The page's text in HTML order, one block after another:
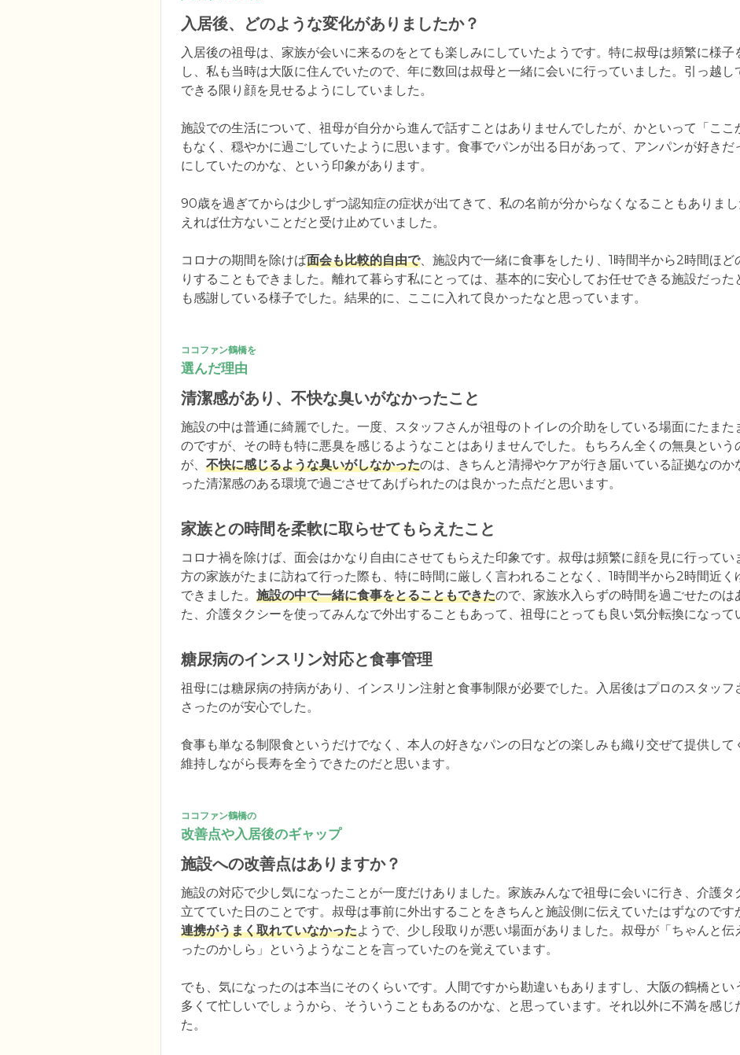
入居後、どのような変化がありましたか？
入居後の祖母は、家族が会いに来るのをとても楽しみにしていたようです。特に叔母は頻繁に様子
し、私も当時は大阪に住んでいたので、年に数回は叔母と一緒に会いに行っていました。引っ越し
できる限り顔を見せるようにしていました。
施設での生活について、祖母が自分から進んで話すことはありませんでしたが、かといって「ここ
もなく、穏やかに過ごしていたように思います。食事でパンが出る日があって、アンパンが好きだ
にしていたのかな、という印象があります。
90歳を過ぎてからは少しずつ認知症の症状が出てきて、私の名前が分からなくなることもありま
えれば仕方ないことだと受け止めていました。
コロナの期間を除けば面会も比較的自由で、施設内で一緒に食事をしたり、1時間半から2時間ほど
りすることもできました。離れて暮らす私にとっては、基本的に安心してお任せできる施設だっ
も感謝している様子でした。結果的に、ここに入れて良かったなと思っています。
ココファン鶴橋を
選んだ理由
清潔感があり、不快な臭いがなかったこと
施設の中は普通に綺麗でした。一度、スタッフさんが祖母のトイレの介助をしている場面にたまた
のですが、その時も特に悪臭を感じるようなことはありませんでした。もちろん全くの無臭という
が、 不快に感じるような臭いがしなかったのは、きちんと清掃やケアが行き届いている証拠なのか
った清潔感のある環境で過ごさせてあげられたのは良かった点だと思います。
家族との時間を柔軟に取らせてもらえたこと
コロナ禍を除けば、面会はかなり自由にさせてもらえた印象です。叔母は頻繁に顔を見に行ってい
方の家族がたまに訪ねて行った際も、特に時間に厳しく言われることなく、1時間半から2時間近
できました。 施設の中で一緒に食事をとることもできたので、家族水入らずの時間を過ごせたのは
た、介護タクシーを使ってみんなで外出することもあって、祖母にとっても良い気分転換になって
糖尿病のインスリン対応と食事管理
祖母には糖尿病の持病があり、インスリン注射と食事制限が必要でした。入居後はプロのスタッ
さったのが安心でした。
食事も単なる制限食というだけでなく、本人の好きなパンの日などの楽しみも織り交ぜて提供して
維持しながら長寿を全うできたのだと思います。
ココファン鶴橋の
改善点や入居後のギャップ
施設への改善点はありますか？
施設の対応で少し気になったことが一度だけありました。家族みんなで祖母に会いに行き、介護タ
立てていた日のことです。叔母は事前に外出することをきちんと施設側に伝えていたはずなのです
連携がうまく取れていなかったようで、少し段取りが悪い場面がありました。叔母が「ちゃんと
ったのかしら」というようなことを言っていたのを覚えています。
でも、気になったのは本当にそのくらいです。人間ですから勘違いもありますし、大阪の鶴橋とい
多くて忙しいでしょうから、そういうこともあるのかな、と思っています。それ以外に不満を感じ
た。